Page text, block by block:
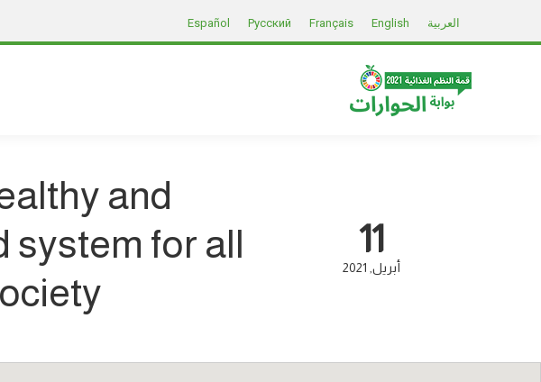
العربية English
Français
Русский
Español
11
أبريل 2021
and
system for all